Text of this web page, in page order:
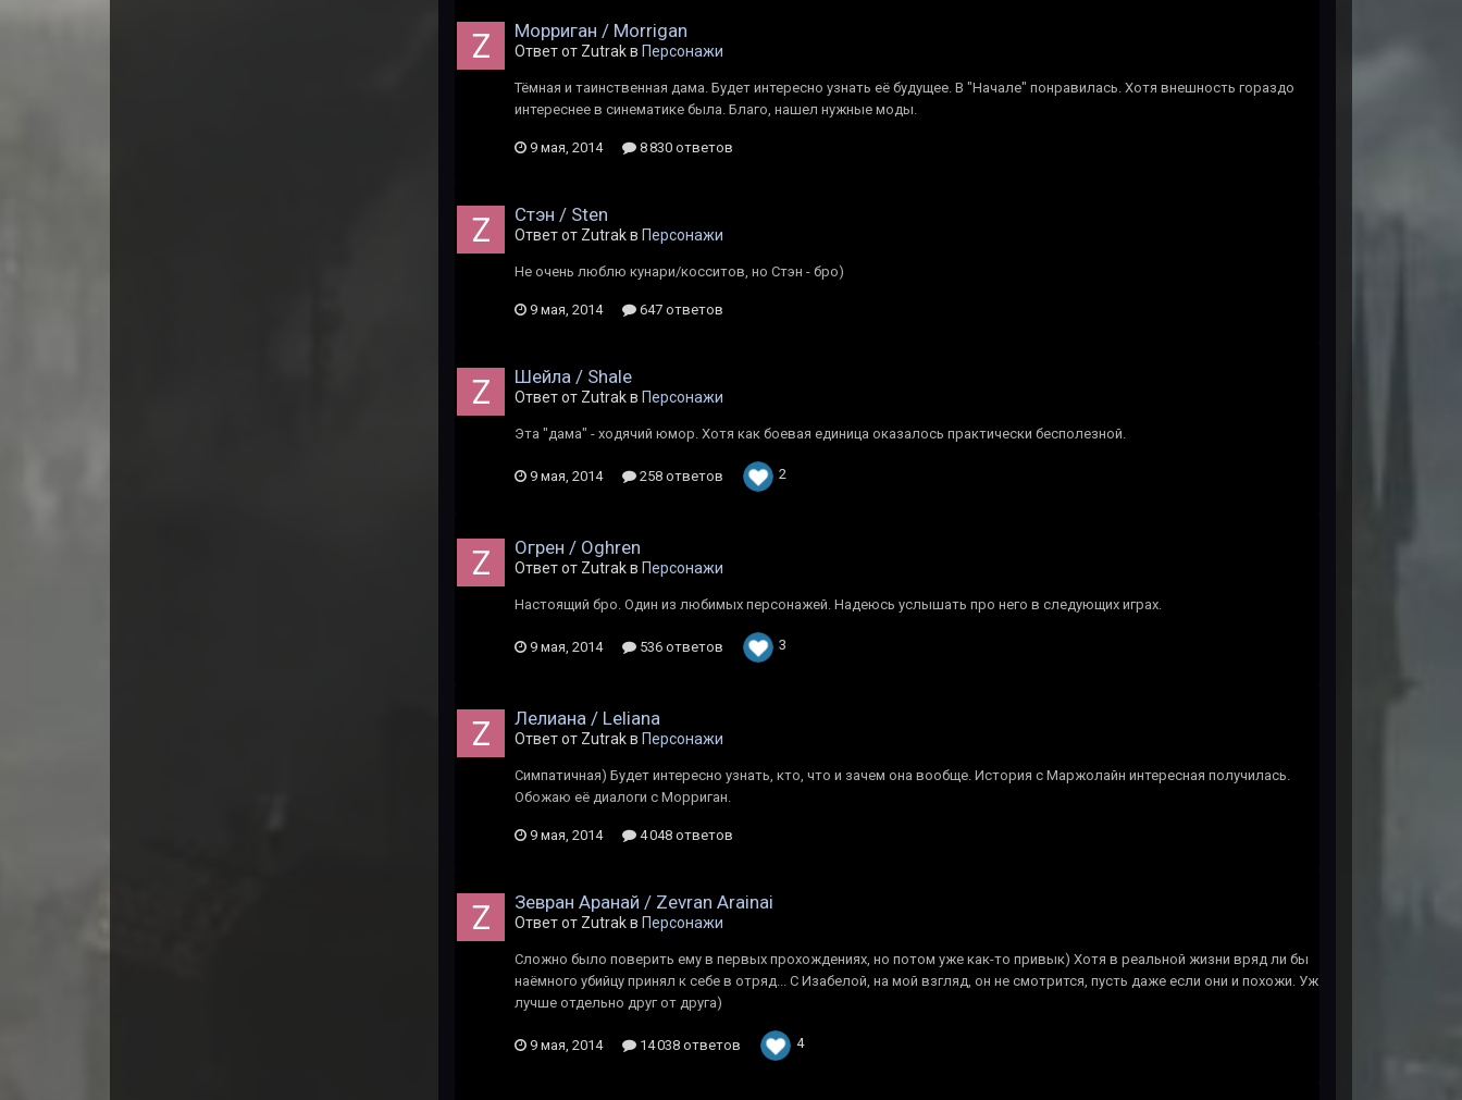
Морриган / Morrigan
Ответ от Zutrak в Персонажи
Тёмная и таинственная дама. Будет интересно узнать её будущее. В "Начале" понравилась. Хотя внешность гораздо
интереснее в синематике была. Благо, нашел нужные моды.
9 мая, 2014 8 830 ответов
Стэн / Sten
Ответ от Zutrak в Персонажи
Не очень люблю кунари/косситов, но Стэн - бро)
9 мая, 2014 647 ответов
Шейла / Shale
Ответ от Zutrak в Персонажи
Эта "дама" - ходячий юмор. Хотя как боевая единица оказалось практически бесполезной.
9 мая, 2014 258 ответов 2
Огрен / Oghren
Ответ от Zutrak в Персонажи
Настоящий бро. Один из любимых персонажей. Надеюсь услышать про него в следующих играх.
9 мая, 2014 536 ответов 3
Лелиана / Leliana
Ответ от Zutrak в Персонажи
Симпатичная) Будет интересно узнать, кто, что и зачем она вообще. История с Маржолайн интересная получилась.
Обожаю её диалоги с Морриган.
9 мая, 2014 4 048 ответов
Зевран Аранай / Zevran Arainai
Ответ от Zutrak в Персонажи
Сложно было поверить ему в первых прохождениях, но потом уже как-то привык) Хотя в реальной жизни вряд ли бы
наёмного убийцу принял к себе в отряд... С Изабелой, на мой взгляд, он не смотрится, пусть даже если они и похожи. Уж
лучше отдельно друг от друга)
9 мая, 2014 14 038 ответов 4